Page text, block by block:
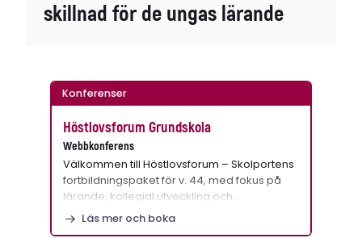
skillnad för de ungas lärande
Konferenser
Höstlovsforum Grundskola
Webbkonferens
Välkommen till Höstlovsforum – Skolportens
fortbildningspaket för v. 44, med fokus på
lärande, kollegial utveckling och…
Läs mer och boka